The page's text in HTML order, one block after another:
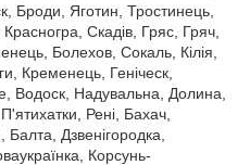
Броди, Яготин, Тростинець,
Скадів, Гряс, Гряч,
Болехов, Сокаль, Кілія,
Кременець, Геніческ,
Водоск, Надувальна, Долина,
Рені, Бахач,
Дзвенігородка,
Корсунь-